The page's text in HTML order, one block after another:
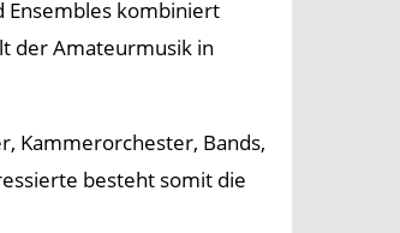
Ensembles kombiniert
der Amateurmusik in
Kammerorchester, Bands,
besteht somit die